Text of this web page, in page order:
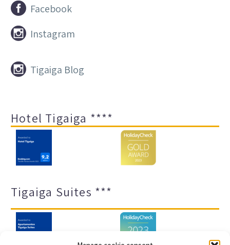

 Facebook

 Instagram

 Tigaiga Blog
Hotel Tigaiga ****
Tigaiga Suites ***